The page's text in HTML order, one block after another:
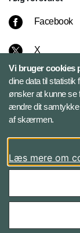
Facebook
X
Instagram
Bluesky
LinkedIn
Vi bruger cookies
dine data til statistik
ønsker at kunne se
ændre dit samtykke
af skærmen.
Læs mere om